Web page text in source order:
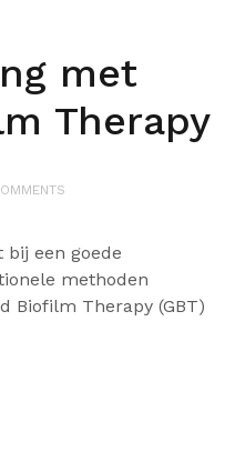
met
Therapy
bij een goede
methoden
Biofilm Therapy (GBT)